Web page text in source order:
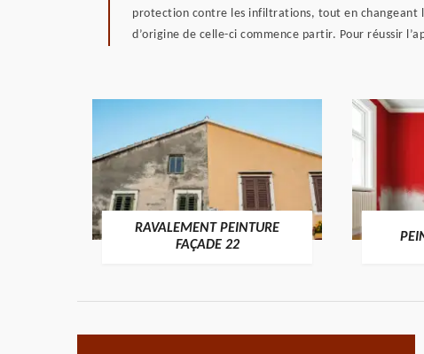
protection contre les infiltrations, tout en changeant
d’origine de celle-ci commence partir. Pour réussir
RAVALEMENT PEINTURE
FAÇADE 22